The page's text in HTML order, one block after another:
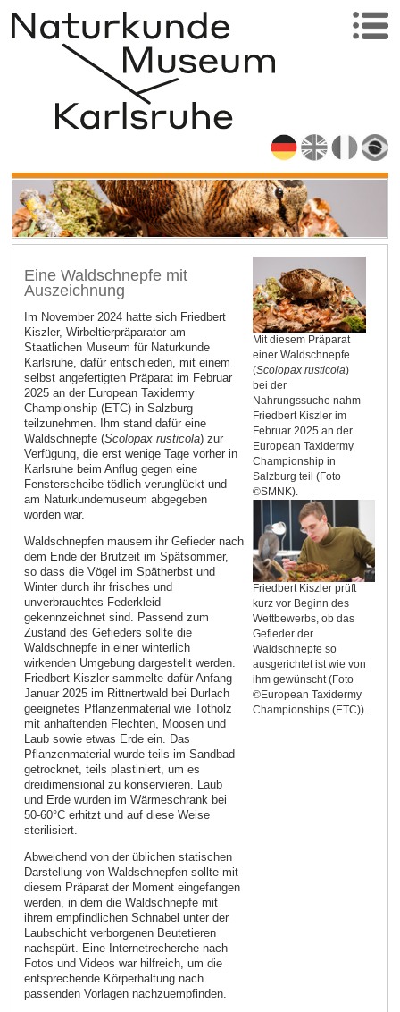
Mit diesem Präparat
einer Waldschnepfe
(Scolopax rusticola)
bei der
Nahrungssuche nahm
Friedbert Kiszler im
Februar 2025 an der
European Taxidermy
Championship in
Salzburg teil (Foto
©SMNK).
Friedbert Kiszler prüft
kurz vor Beginn des
Wettbewerbs, ob das
Gefieder der
Waldschnepfe so
ausgerichtet ist wie von
ihm gewünscht (Foto
©European Taxidermy
Championships (ETC)).
Eine Waldschnepfe mit
Auszeichnung
Im November 2024 hatte sich Friedbert
Kiszler, Wirbeltierpräparator am
Staatlichen Museum für Naturkunde
Karlsruhe, dafür entschieden, mit einem
selbst angefertigten Präparat im Februar
2025 an der European Taxidermy
Championship (ETC) in Salzburg
teilzunehmen. Ihm stand dafür eine
Waldschnepfe (Scolopax rusticola) zur
Verfügung, die erst wenige Tage vorher in
Karlsruhe beim Anflug gegen eine
Fensterscheibe tödlich verunglückt und
am Naturkundemuseum abgegeben
worden war.
Waldschnepfen mausern ihr Gefieder nach
dem Ende der Brutzeit im Spätsommer,
so dass die Vögel im Spätherbst und
Winter durch ihr frisches und
unverbrauchtes Federkleid
gekennzeichnet sind. Passend zum
Zustand des Gefieders sollte die
Waldschnepfe in einer winterlich
wirkenden Umgebung dargestellt werden.
Friedbert Kiszler sammelte dafür Anfang
Januar 2025 im Rittnertwald bei Durlach
geeignetes Pflanzenmaterial wie Totholz
mit anhaftenden Flechten, Moosen und
Laub sowie etwas Erde ein. Das
Pflanzenmaterial wurde teils im Sandbad
getrocknet, teils plastiniert, um es
dreidimensional zu konservieren. Laub
und Erde wurden im Wärmeschrank bei
50-60°C erhitzt und auf diese Weise
sterilisiert.
Abweichend von der üblichen statischen
Darstellung von Waldschnepfen sollte mit
diesem Präparat der Moment eingefangen
werden, in dem die Waldschnepfe mit
ihrem empfindlichen Schnabel unter der
Laubschicht verborgenen Beutetieren
nachspürt. Eine Internetrecherche nach
Fotos und Videos war hilfreich, um die
entsprechende Körperhaltung nach
passenden Vorlagen nachzuempfinden.